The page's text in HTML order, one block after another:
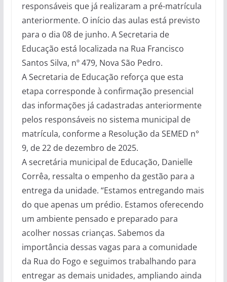
responsáveis que já realizaram a pré-matrícula
anteriormente. O início das aulas está previsto
para o dia 08 de junho. A Secretaria de
Educação está localizada na Rua Francisco
Santos Silva, nº 479, Nova São Pedro.
A Secretaria de Educação reforça que esta
etapa corresponde à confirmação presencial
das informações já cadastradas anteriormente
pelos responsáveis no sistema municipal de
matrícula, conforme a Resolução da SEMED n°
9, de 22 de dezembro de 2025.
A secretária municipal de Educação, Danielle
Corrêa, ressalta o empenho da gestão para a
entrega da unidade. “Estamos entregando mais
do que apenas um prédio. Estamos oferecendo
um ambiente pensado e preparado para
acolher nossas crianças. Sabemos da
importância dessas vagas para a comunidade
da Rua do Fogo e seguimos trabalhando para
entregar as demais unidades, ampliando ainda